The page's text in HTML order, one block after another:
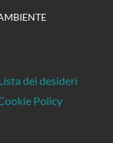
dei desideri
Policy